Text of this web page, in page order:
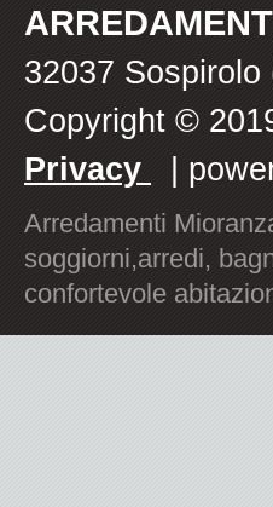
32037 Sospirolo
Copyright ©
Privacy
|
Arredamenti
soggiorni,arredi,
confortevole